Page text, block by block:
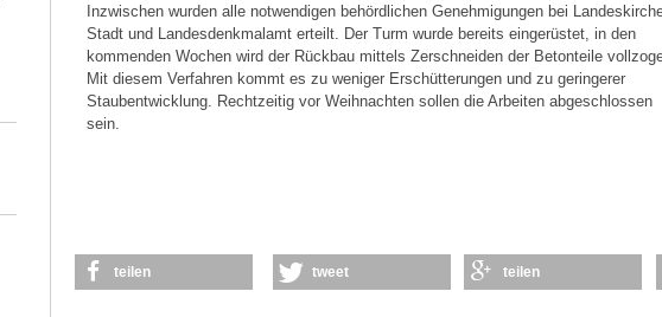
Inzwischen wurden alle notwendigen behördlichen Genehmigungen bei
Stadt und Landesdenkmalamt erteilt. Der Turm wurde bereits eingerüstet, in den
kommenden Wochen wird der Rückbau mittels Zerschneiden der Betonteile
Mit diesem Verfahren kommt es zu weniger Erschütterungen und zu geringerer
Staubentwicklung. Rechtzeitig vor Weihnachten sollen die Arbeiten abgeschlossen
sein.
teilen tweet teilen